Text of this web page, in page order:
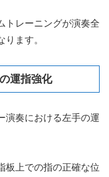
トレーニングが演奏全
ます。
運指強化
演奏における左手の運
板上での指の正確な位